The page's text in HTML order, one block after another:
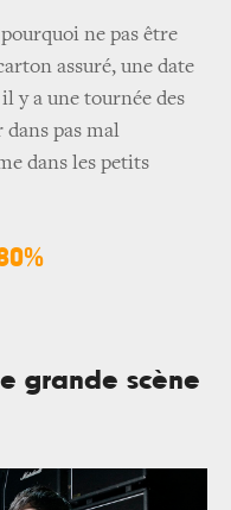
ne pas être
assuré, une date
y a une tournée des
dans pas mal
dans les petits
grande scène